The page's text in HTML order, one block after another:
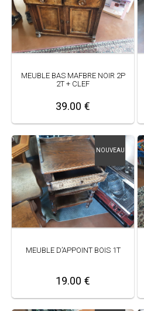
MEUBLE BAS MAFBRE NOIR 2P
2T + CLEF
39.00 €
NOUVEAU
MEUBLE D’APPOINT BOIS 1T
19.00 €